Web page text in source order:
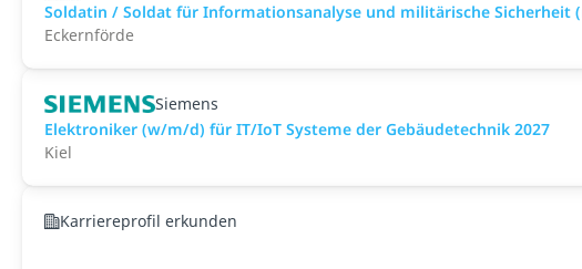
Soldatin / Soldat für Informationsanalyse und militärische Sicherheit
Eckernförde
Siemens
Elektroniker (w/m/d) für IT/IoT Systeme der Gebäudetechnik 2027
Kiel
Karriereprofil erkunden